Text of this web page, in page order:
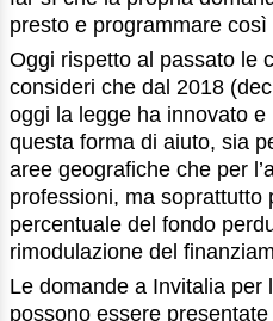
presto e programmare
Oggi rispetto al passato le
consideri che dal 2018
oggi la legge ha innovato e
questa forma di aiuto, sia
aree geografiche che per
professioni, ma soprattutto
percentuale del fondo
rimodulazione del
Le domande a Invitalia per
possono essere